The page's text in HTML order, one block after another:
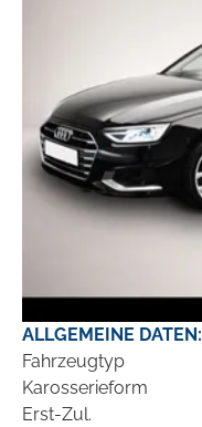
ALLGEMEINE DATEN:
Fahrzeugtyp
Karosserieform
Erst-Zul.